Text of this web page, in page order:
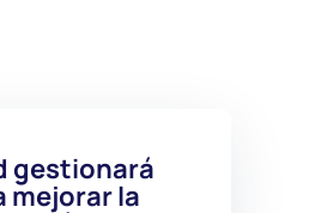
gestionará
mejorar la